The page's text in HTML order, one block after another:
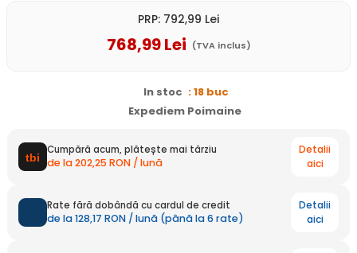
PRP: 792,99 Lei
768,99Lei (TVA inclus)
In stoc : 18 buc
Expediem Poimaine
Cumpără acum, plătește mai târziu
de la 202,25 RON / lună
Detalii
aici
Rate fără dobândă cu cardul de credit
de la 128,17 RON / lună (până la 6 rate)
Detalii
aici